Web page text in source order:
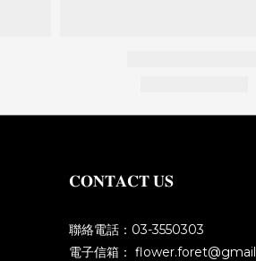
𝐂𝐎𝐍𝐓𝐀𝐂𝐓 𝐔𝐒
聯絡電話：03-3550303
電子信箱：